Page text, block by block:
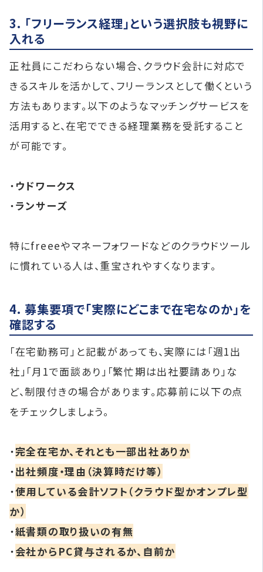
3. 「フリーランス経理」という選択肢も視野に
入れる
正社員にこだわらない場合、クラウド会計に対応で
きるスキルを活かして、フリーランスとして働くという
方法もあります。以下のようなマッチングサービスを
活用すると、在宅でできる経理業務を受託すること
が可能です。
・ ウドワークス
・ランサーズ
特にfreeeやマネーフォワードなどのクラウドツール
に慣れている人は、重宝されやすくなります。
4. 募集要項で「実際にどこまで在宅なのか」を
確認する
「在宅勤務可」と記載があっても、実際には「週1出
社」「月1で面談あり」「繁忙期は出社要請あり」な
ど、制限付きの場合があります。応募前に以下の点
をチェックしましょう。
・完全在宅か、それとも一部出社ありか
・出社頻度・理由（決算時だけ等）
・使用している会計ソフト（クラウド型かオンプレ型
か）
・紙書類の取り扱いの有無
・会社からPC貸与されるか、自前か